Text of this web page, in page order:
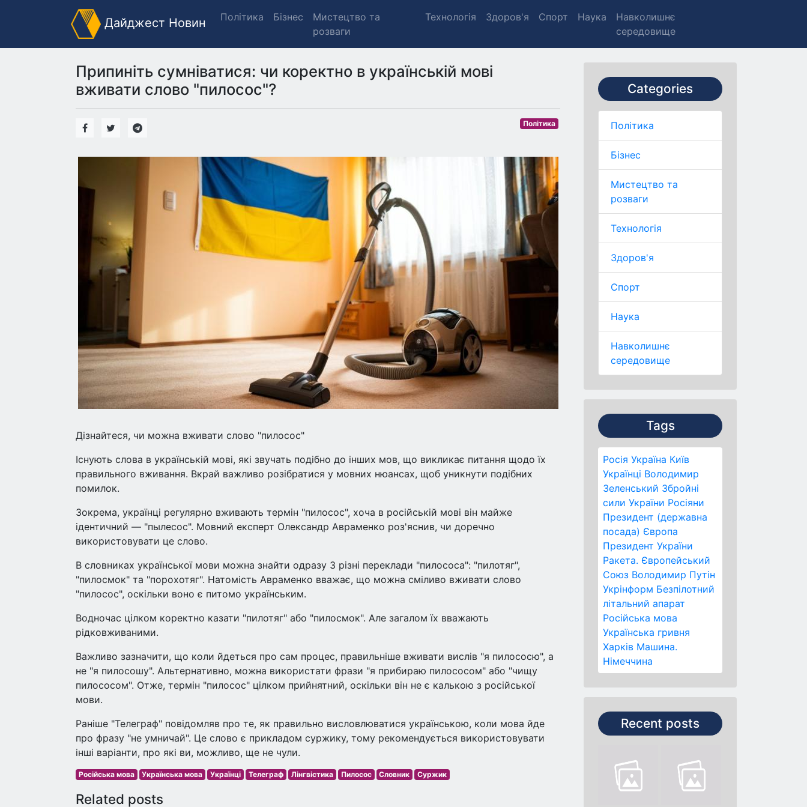
Дайджест Новин Політика Бізнес
Мистецтво та
розваги
Технологія Здоров'я Спорт Наука
Навколишнє
середовище
Categories
Політика
Бізнес
Мистецтво та
розваги
Технологія
Здоров'я
Спорт
Наука
Навколишнє
середовище
Tags
Росія Україна Київ
Українці Володимир
Зеленський Збройні
сили України Росіяни
Президент (державна
посада) Європа
Президент України
Ракета. Європейський
Союз Володимир Путін
Укрінформ Безпілотний
літальний апарат
Російська мова
Українська гривня
Харків Машина.
Німеччина
Recent posts
Припиніть сумніватися: чи коректно в українській мові
вживати слово "пилосос"?
Політика
Дізнайтеся, чи можна вживати слово "пилосос"
Існують слова в українській мові, які звучать подібно до інших мов, що викликає питання щодо їх
правильного вживання. Вкрай важливо розібратися у мовних нюансах, щоб уникнути подібних
помилок.
Зокрема, українці регулярно вживають термін "пилосос", хоча в російській мові він майже
ідентичний — "пылесос". Мовний експерт Олександр Авраменко роз'яснив, чи доречно
використовувати це слово.
В словниках української мови можна знайти одразу 3 різні переклади "пилососа": "пилотяг",
"пилосмок" та "порохотяг". Натомість Авраменко вважає, що можна сміливо вживати слово
"пилосос", оскільки воно є питомо українським.
Водночас цілком коректно казати "пилотяг" або "пилосмок". Але загалом їх вважають
рідковживаними.
Важливо зазначити, що коли йдеться про сам процес, правильніше вживати вислів "я пилососю", а
не "я пилосошу". Альтернативно, можна використати фрази "я прибираю пилососом" або "чищу
пилососом". Отже, термін "пилосос" цілком прийнятний, оскільки він не є калькою з російської
мови.
Раніше "Телеграф" повідомляв про те, як правильно висловлюватися українською, коли мова йде
про фразу "не умничай". Це слово є прикладом суржику, тому рекомендується використовувати
інші варіанти, про які ви, можливо, ще не чули.
Російська мова Українська мова Українці Телеграф Лінгвістика Пилосос Словник Суржик
Related posts